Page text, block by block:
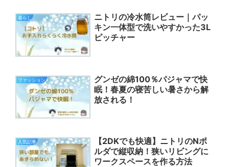
暮らし
ニトリの冷水筒レビュー｜パッ
キン一体型で洗いやすかった3L
ピッチャー
ファッション
グンゼの綿100％パジャマで快
眠！春夏の寝苦しい暑さから解
放される！
人気記事
【2DKでも快適】ニトリのNポ
ルダで縦収納！狭いリビングに
ワークスペースを作る方法